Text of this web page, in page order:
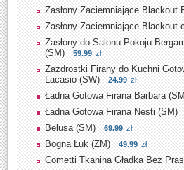
Zasłony Zaciemniające Blackout
Zasłony Zaciemniające Blackout
Zasłony do Salonu Pokoju
(SM)
59.99 zł
Zazdrostki Firany do Kuchni
Lacasio (SW)
24.99 zł
Ładna Gotowa Firana Barbara
Ładna Gotowa Firana Nesti (SM)
Belusa (SM) 69.99 zł
Bogna Łuk (ZM) 49.99 zł
Cometti Tkanina Gładka Bez